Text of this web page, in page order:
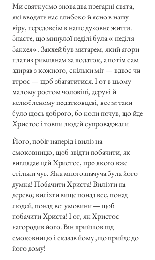
Ми святкуємо знова два прегарні свята,
які вводять нас глибоко й ясно в нашу
віру, передовсім в наше духовне життя.
Знаєте, що минулої неділі була « неділя
Закхея». Закхей був митарем, який агори
платив римлянам за податок, а потім сам
здирав з кожного, скільки міг — вдвоє чи
втроє — щоб збагатитися. І от в цьому
малому ростом чоловіці, деруні й
нелюбленому податковцеві, все ж таки
було щось доброго, бо коли почув, що йде
Христос і товпи людей супроваджали
Його, побіг наперід і виліз на
смоковницю, щоб звідти побачити, як
виглядає цей Христос, про якого вже
стільки чув. Яка многозначуча була його
думка! Побачити Христа! Вилізти на
дерево; вилізти вище понад все, понад
людей, понад всі умовини — щоб
побачити Христа! І от, як Христос
нагородив його. Він прийшов під
смоковницю і сказав йому ,що прийде до
його дому!